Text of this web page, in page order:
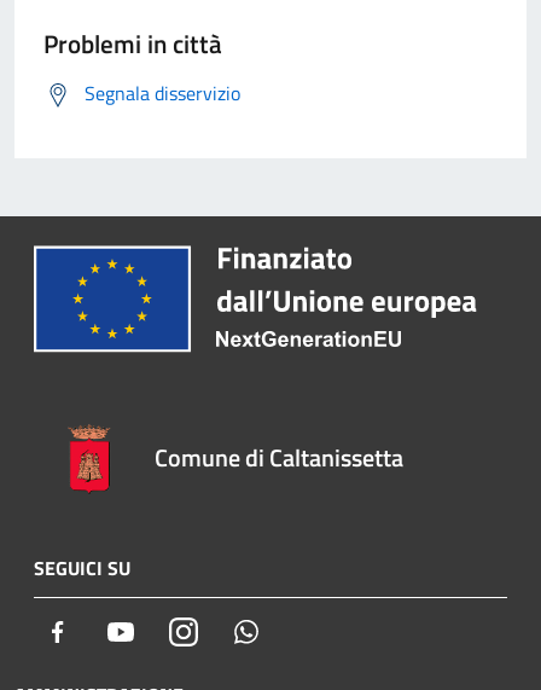
Problemi in città
Segnala disservizio
Comune di Caltanissetta
SEGUICI SU
Facebook YoutubeInstagram